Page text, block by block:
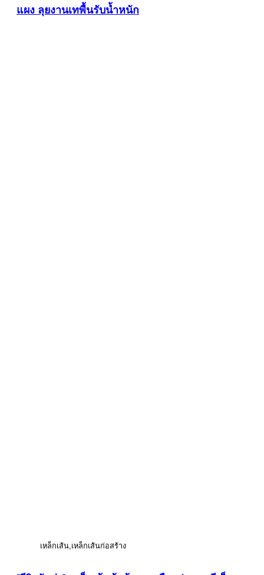
แผง ลุยงานเทพื้นรับน้ำหนัก
เหล็กเส้น เหล็กเส้นก่อสร้าง